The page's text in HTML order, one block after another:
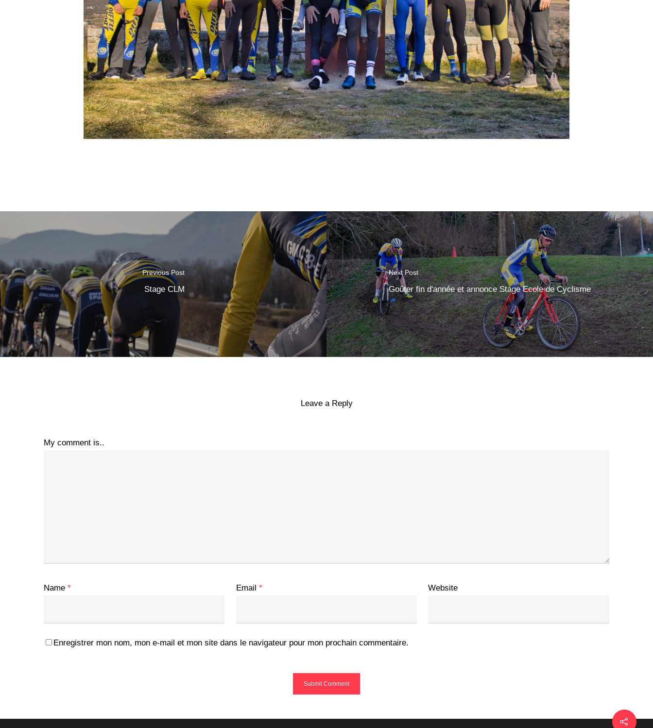
Previous Post
Stage CLM
Next Post
Goûter fin d'année et annonce Stage Ecole de Cyclisme
Leave a Reply
My comment is..
Name * Email * Website
Enregistrer mon nom, mon e-mail et mon site dans le navigateur pour mon prochain commentaire.